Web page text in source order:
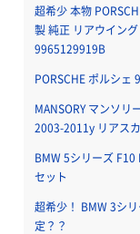
超希少 本物
製 純正 リアウイン
9965129919B
PORSCHE ポルシェ
MANSORY マンソリ
2003-2011y リアス
BMW 5シリーズ
セット
超希少！ BMW 3シ
定？？